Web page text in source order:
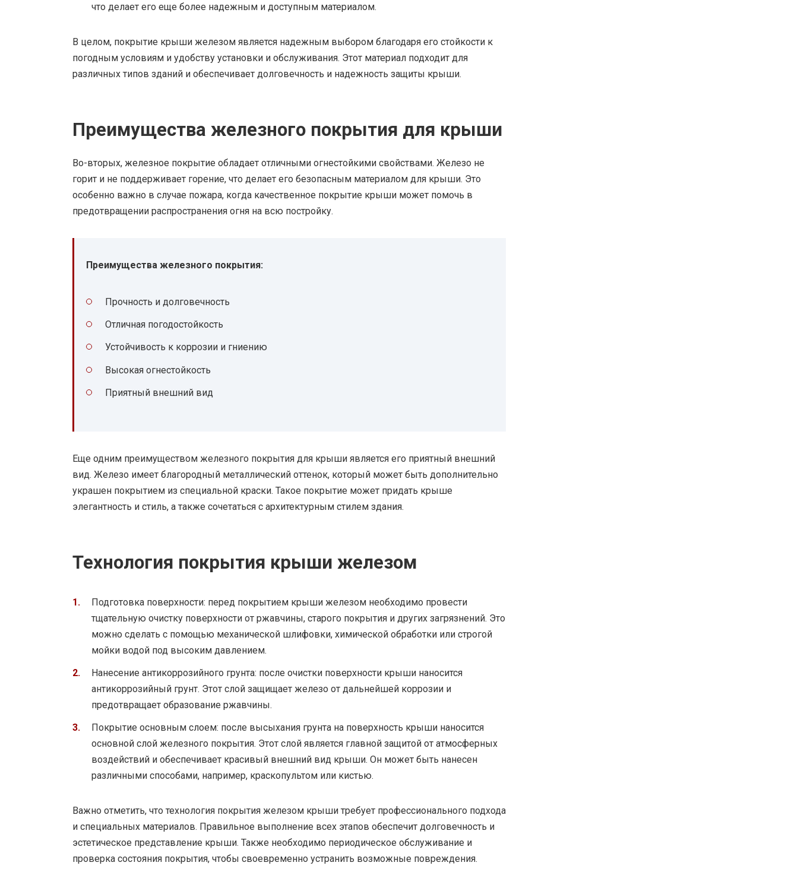
что делает его еще более надежным и доступным материалом.
В целом, покрытие крыши железом является надежным выбором благодаря его стойкости к
погодным условиям и удобству установки и обслуживания. Этот материал подходит для
различных типов зданий и обеспечивает долговечность и надежность защиты крыши.
Преимущества железного покрытия для крыши
Во-вторых, железное покрытие обладает отличными огнестойкими свойствами. Железо не
горит и не поддерживает горение, что делает его безопасным материалом для крыши. Это
особенно важно в случае пожара, когда качественное покрытие крыши может помочь в
предотвращении распространения огня на всю постройку.
Преимущества железного покрытия:
Прочность и долговечность
Отличная погодостойкость
Устойчивость к коррозии и гниению
Высокая огнестойкость
Приятный внешний вид
Еще одним преимуществом железного покрытия для крыши является его приятный внешний
вид. Железо имеет благородный металлический оттенок, который может быть дополнительно
украшен покрытием из специальной краски. Такое покрытие может придать крыше
элегантность и стиль, а также сочетаться с архитектурным стилем здания.
Технология покрытия крыши железом
Подготовка поверхности: перед покрытием крыши железом необходимо провести
тщательную очистку поверхности от ржавчины, старого покрытия и других загрязнений. Это
можно сделать с помощью механической шлифовки, химической обработки или строгой
мойки водой под высоким давлением.
Нанесение антикоррозийного грунта: после очистки поверхности крыши наносится
антикоррозийный грунт. Этот слой защищает железо от дальнейшей коррозии и
предотвращает образование ржавчины.
Покрытие основным слоем: после высыхания грунта на поверхность крыши наносится
основной слой железного покрытия. Этот слой является главной защитой от атмосферных
воздействий и обеспечивает красивый внешний вид крыши. Он может быть нанесен
различными способами, например, краскопультом или кистью.
Важно отметить, что технология покрытия железом крыши требует профессионального подхода
и специальных материалов. Правильное выполнение всех этапов обеспечит долговечность и
эстетическое представление крыши. Также необходимо периодическое обслуживание и
проверка состояния покрытия, чтобы своевременно устранить возможные повреждения.